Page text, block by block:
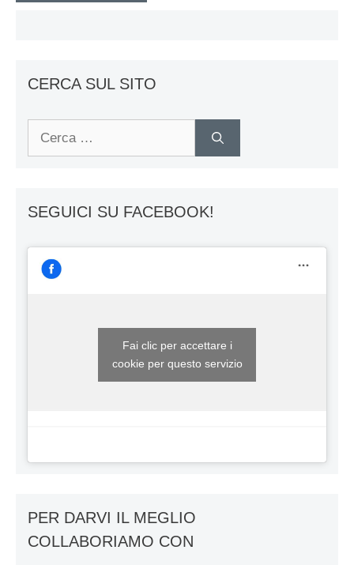
CERCA SUL SITO
Ricerca
SEGUICI SU FACEBOOK!
Fai clic per accettare i
cookie per questo servizio
PER DARVI IL MEGLIO
COLLABORIAMO CON